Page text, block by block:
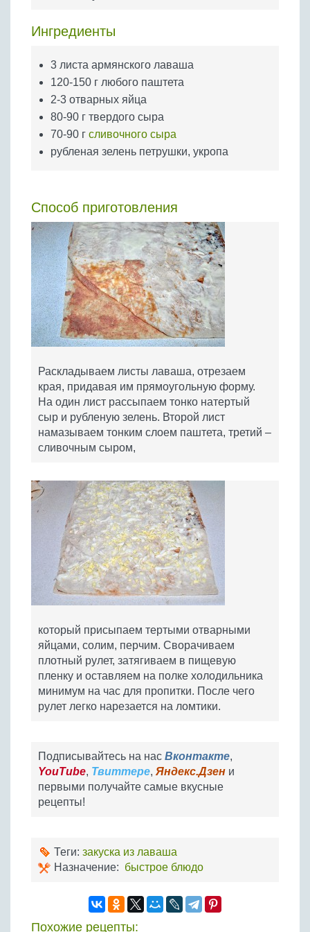
Яйца
Ингредиенты
3 листа армянского лаваша
120-150 г любого паштета
2-3 отварных яйца
80-90 г твердого сыра
70-90 г сливочного сыра
рубленая зелень петрушки, укропа
Способ приготовления
Раскладываем листы лаваша, отрезаем
края, придавая им прямоугольную форму.
На один лист рассыпаем тонко натертый
сыр и рубленую зелень. Второй лист
намазываем тонким слоем паштета, третий –
сливочным сыром,
который присыпаем тертыми отварными
яйцами, солим, перчим. Сворачиваем
плотный рулет, затягиваем в пищевую
пленку и оставляем на полке холодильника
минимум на час для пропитки. После чего
рулет легко нарезается на ломтики.
Подписывайтесь на нас Вконтакте,
YouTube, Твиттере, Яндекс.Дзен и
первыми получайте самые вкусные
рецепты!
Теги: закуска из лаваша
Назначение: быстрое блюдо
Похожие рецепты: